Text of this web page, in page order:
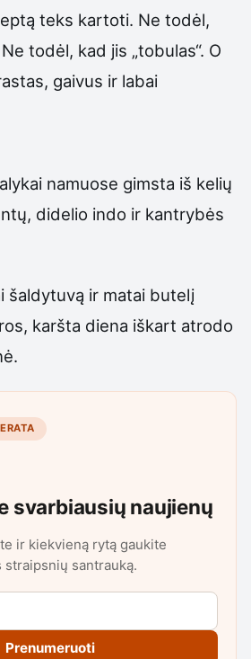
teks kartoti. Ne todėl,
todėl, kad jis „tobulas“. O
gaivus ir labai
namuose gimsta iš kelių
didelio indo ir kantrybės
šaldytuvą ir matai butelį
karšta diena iškart atrodo
svarbiausių naujienų
ir kiekvieną rytą gaukite
santrauką.
Prenumeruoti